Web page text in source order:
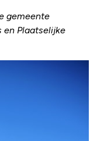
gemeente
en Plaatselijke